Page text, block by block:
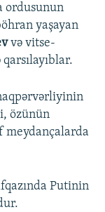
ordusunun
yaşayan
və vitse-
özünün
Putinin